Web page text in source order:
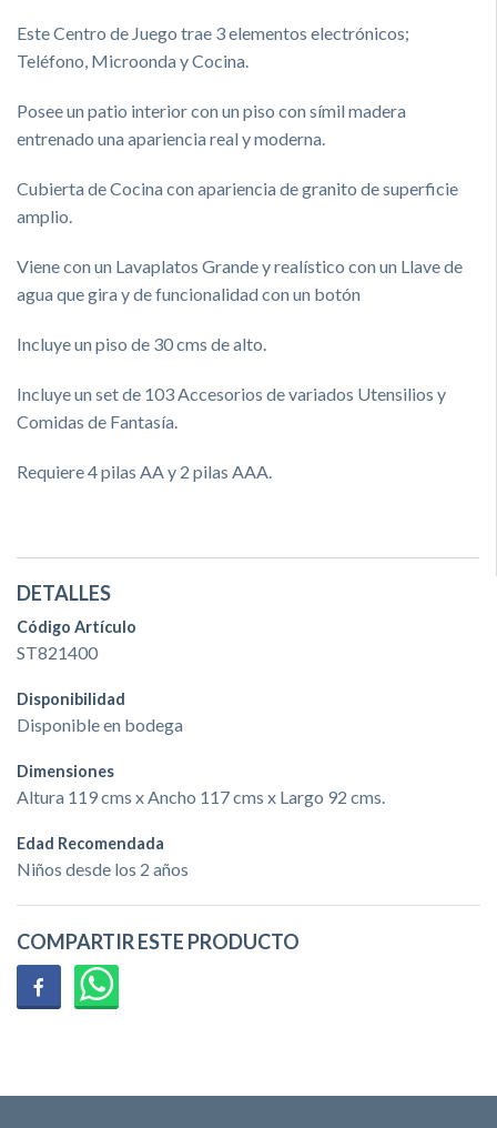
Este Centro de Juego trae 3 elementos electrónicos;
Teléfono, Microonda y Cocina.
Posee un patio interior con un piso con símil madera
entrenado una apariencia real y moderna.
Cubierta de Cocina con apariencia de granito de superficie
amplio.
Viene con un Lavaplatos Grande y realístico con un Llave de
agua que gira y de funcionalidad con un botón
Incluye un piso de 30 cms de alto.
Incluye un set de 103 Accesorios de variados Utensilios y
Comidas de Fantasía.
Requiere 4 pilas AA y 2 pilas AAA.
DETALLES
Código Artículo
ST821400
Disponibilidad
Disponible en bodega
Dimensiones
Altura 119 cms x Ancho 117 cms x Largo 92 cms.
Edad Recomendada
Niños desde los 2 años
COMPARTIR ESTE PRODUCTO